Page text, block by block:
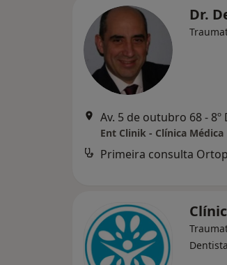
Dr.
Av. 5 de outubro 68 - 8º
Ent Clinik - Clínica Médica
Dentista